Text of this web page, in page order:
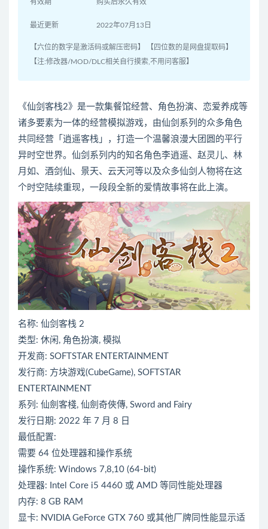
有效期 购买后永久有效
最近更新 2022年07月13日
【六位的数字是激活码或解压密码】 【四位数的是网盘提取码】
【注:修改器/MOD/DLC相关自行摸索,不用问客服】
《仙剑客栈2》是一款集餐馆经营、角色扮演、恋爱养成等
诸多要素为一体的经营模拟游戏，由仙剑系列的众多角色
共同经营「逍遥客栈」，打造一个温馨浪漫大团圆的平行
异时空世界。仙剑系列内的知名角色李逍遥、赵灵儿、林
月如、酒剑仙、景天、云天河等以及众多仙剑人物将在这
个时空陆续重现，一段段全新的爱情故事将在此上演。
名称: 仙剑客栈 2
类型: 休闲, 角色扮演, 模拟
开发商: SOFTSTAR ENTERTAINMENT
发行商: 方块游戏(CubeGame), SOFTSTAR
ENTERTAINMENT
系列: 仙劍客棧, 仙劍奇俠傳, Sword and Fairy
发行日期: 2022 年 7 月 8 日
最低配置:
需要 64 位处理器和操作系统
操作系统: Windows 7,8,10 (64-bit)
处理器: Intel Core i5 4460 或 AMD 等同性能处理器
内存: 8 GB RAM
显卡: NVIDIA GeForce GTX 760 或其他厂牌同性能显示适